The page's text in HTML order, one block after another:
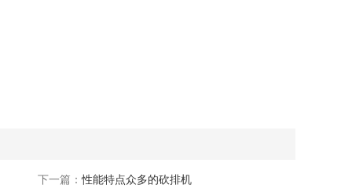
下一篇：性能特点众多的砍排机